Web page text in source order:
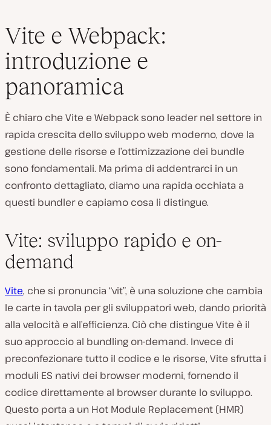
Vite e Webpack:
introduzione e
panoramica
È chiaro che Vite e Webpack sono leader nel settore in
rapida crescita dello sviluppo web moderno, dove la
gestione delle risorse e l’ottimizzazione dei bundle
sono fondamentali. Ma prima di addentrarci in un
confronto dettagliato, diamo una rapida occhiata a
questi bundler e capiamo cosa li distingue.
Vite: sviluppo rapido e on-
demand
Vite, che si pronuncia “vit”, è una soluzione che cambia
le carte in tavola per gli sviluppatori web, dando priorità
alla velocità e all’efficienza. Ciò che distingue Vite è il
suo approccio al bundling on-demand. Invece di
preconfezionare tutto il codice e le risorse, Vite sfrutta i
moduli ES nativi dei browser moderni, fornendo il
codice direttamente al browser durante lo sviluppo.
Questo porta a un Hot Module Replacement (HMR)